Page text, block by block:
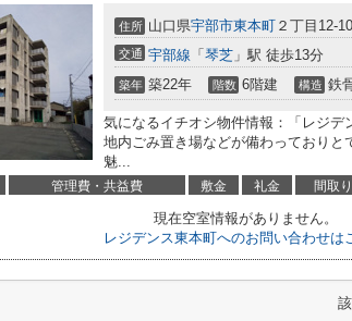
住所 山口県宇部市東本町 ２丁目12-10
交通 宇部線 「 琴芝 」駅 徒歩13分
築年 築22年 階数 6階建 構造 鉄
気になるイチオシ物件情報：「レジ
地内ごみ置き場などが備わっており
魅...
管理費・共益費 敷金 礼金 間取り
現在空室情報がありません。
レジデンス東本町へのお問い合わせは